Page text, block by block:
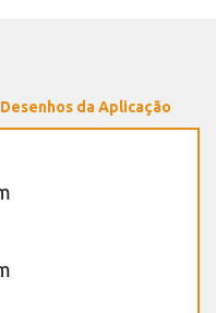
Desenhos da Aplicação